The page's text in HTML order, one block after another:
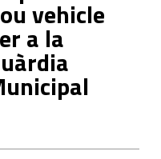
vehicle
a la